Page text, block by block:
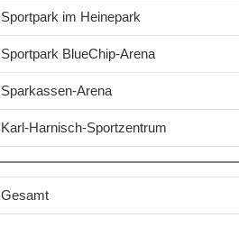
Sportpark im Heinepark
Sportpark BlueChip-Arena
Sparkassen-Arena
Karl-Harnisch-Sportzentrum
Gesamt